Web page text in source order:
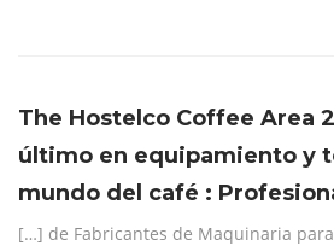
The Hostelco Coffee Area
último en equipamiento y
mundo del café :
[…] de Fabricantes de Maquinaria